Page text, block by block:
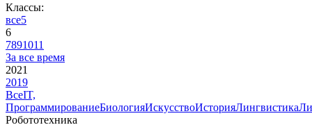
Классы:
все5
6
7891011
За все время
2021
2019
ВсеIT,
ПрограммированиеБиологияИскусствоИсторияЛингвистика
Робототехника